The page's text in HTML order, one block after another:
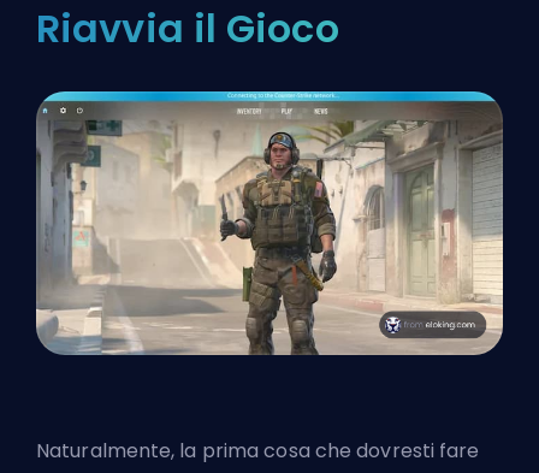
Riavvia il Gioco
Naturalmente, la prima cosa che dovresti fare